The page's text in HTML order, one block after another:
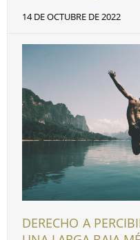
14 DE OCTUBRE DE 2022
DERECHO A